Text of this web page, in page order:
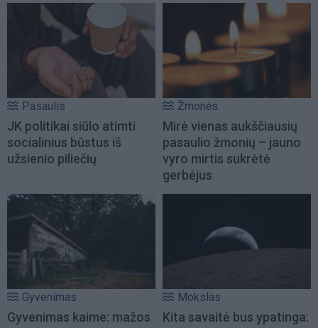
Pasaulis
JK politikai siūlo atimti
socialinius būstus iš
užsienio piliečių
Žmonės
Mirė vienas aukščiausių
pasaulio žmonių – jauno
vyro mirtis sukrėtė
gerbėjus
Gyvenimas
Gyvenimas kaime: mažos
Mokslas
Kita savaitė bus ypatinga: